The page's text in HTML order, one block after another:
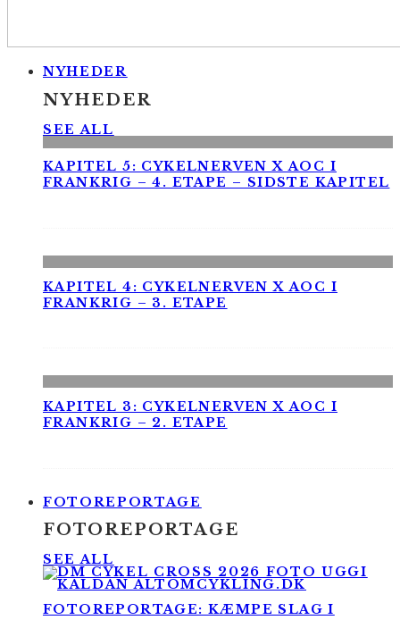
NYHEDER
NYHEDER
SEE ALL
KAPITEL 5: CYKELNERVEN X AOC I
FRANKRIG – 4. ETAPE – SIDSTE KAPITEL
KAPITEL 4: CYKELNERVEN X AOC I
FRANKRIG – 3. ETAPE
KAPITEL 3: CYKELNERVEN X AOC I
FRANKRIG – 2. ETAPE
FOTOREPORTAGE
FOTOREPORTAGE
SEE ALL
FOTOREPORTAGE: KÆMPE SLAG I